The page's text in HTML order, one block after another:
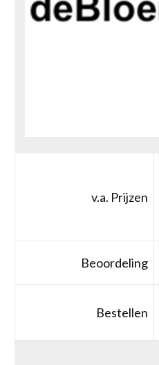
v.a. Prijzen
Beoordeling
Bestellen